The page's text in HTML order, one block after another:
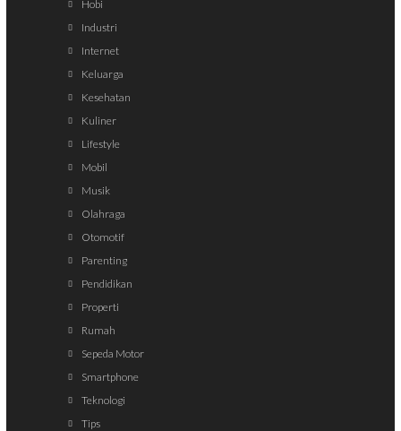
Hobi
Industri
Internet
Keluarga
Kesehatan
Kuliner
Lifestyle
Mobil
Musik
Olahraga
Otomotif
Parenting
Pendidikan
Properti
Rumah
Sepeda Motor
Smartphone
Teknologi
Tips